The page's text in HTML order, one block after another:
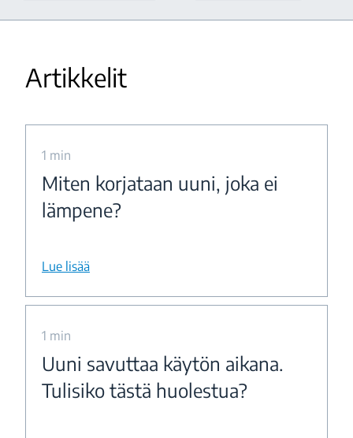
Artikkelit
1 min
Miten korjataan uuni, joka ei
lämpene?
Lue lisää
1 min
Uuni savuttaa käytön aikana.
Tulisiko tästä huolestua?